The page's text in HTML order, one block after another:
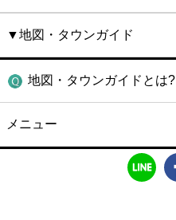
▼地図・タウンガイド
地図・タウンガイドとは?
メニュー